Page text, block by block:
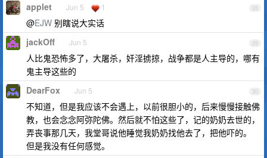
28
applet Jun 5 1
@EJW 别瞎说大实话
29
jackOff Jun 5
人比鬼恐怖多了，大屠杀，奸淫掳掠，战争都是人主导的，哪有
鬼主导这些的
30
DearFox Jun 5
不知道，但是我应该不会遇上，以前很胆小的，后来慢慢接触佛
教，也会念念阿弥陀佛。然后就不怕这些了，记的奶奶去世的，
弄丧事那几天，我堂哥说他睡觉我奶奶找他去了，把他吓的。
但是我没有任何感觉。